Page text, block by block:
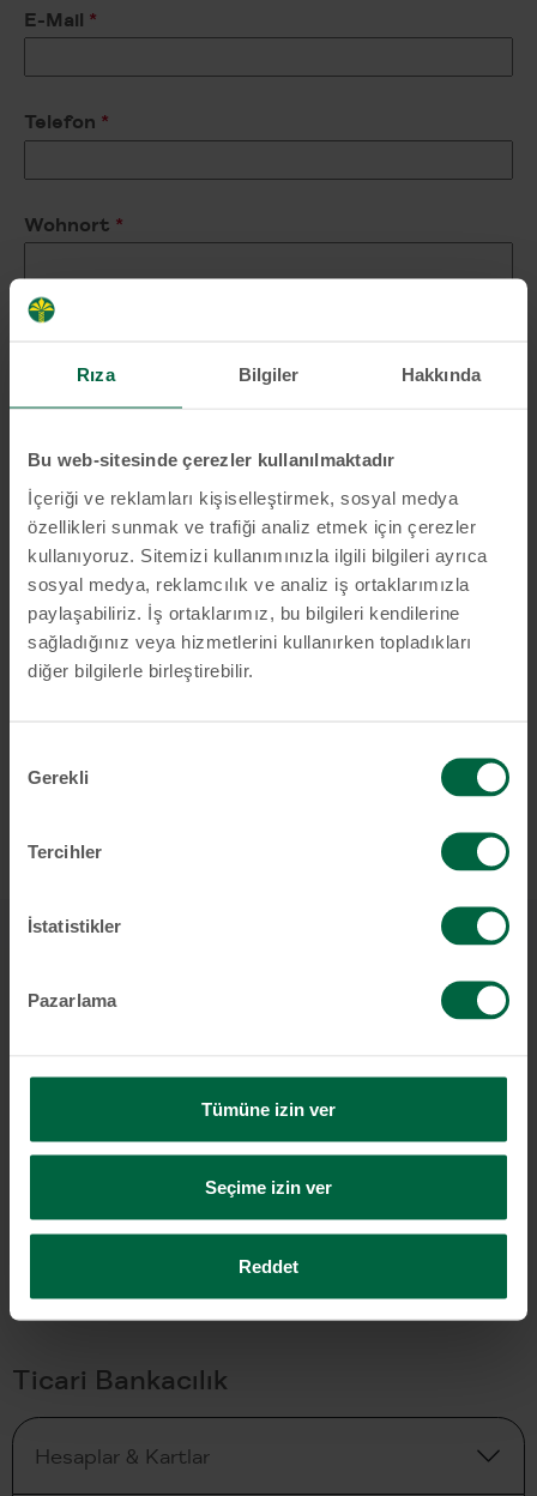
Rıza Bilgiler Hakkında
Bu web-sitesinde çerezler kullanılmaktadır
İçeriği ve reklamları kişiselleştirmek, sosyal medya
özellikleri sunmak ve trafiği analiz etmek için çerezler
kullanıyoruz. Sitemizi kullanımınızla ilgili bilgileri ayrıca
sosyal medya, reklamcılık ve analiz iş ortaklarımızla
paylaşabiliriz. İş ortaklarımız, bu bilgileri kendilerine
sağladığınız veya hizmetlerini kullanırken topladıkları
diğer bilgilerle birleştirebilir.
Seçimi
Gerekli
Tercihler
İstatistikler
Pazarlama
Tümüne izin ver
Seçime izin ver
Reddet
E-Mail *
Telefon *
Wohnort *
gelesen und bin mit der Verwendung meiner
Ich willige ein, von der KT-Bank
Informationen zu erhalten, einschließlich
Marketingmaterialien, Newsletter und
Werbenachrichten.
Startseite
Ticari Bankacılık
Hesaplar & Kartlar